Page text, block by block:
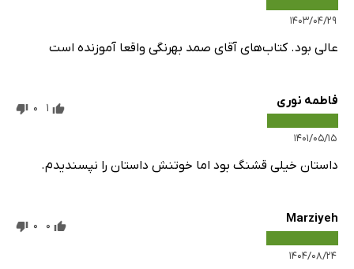
۱۴۰۳/۰۴/۲۹
عالی بود. کتاب‌های آقای صمد بهرنگی واقعا آموزنده است
فاطمه نوری
۱۴۰۱/۰۵/۱۵
1
0
داستان خیلی قشنگ بود اما خوتنش داستان را نپسندیدم.
Marziyeh
۱۴۰۴/۰۸/۲۴
0
0